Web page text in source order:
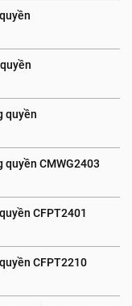
quyền
CMWG2403
CFPT2401
CFPT2210